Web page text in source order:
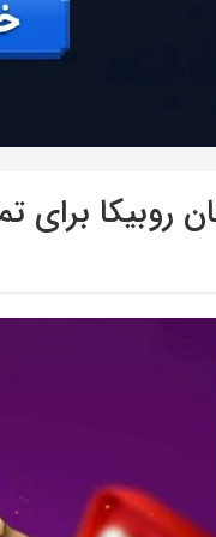
روبیکا برای